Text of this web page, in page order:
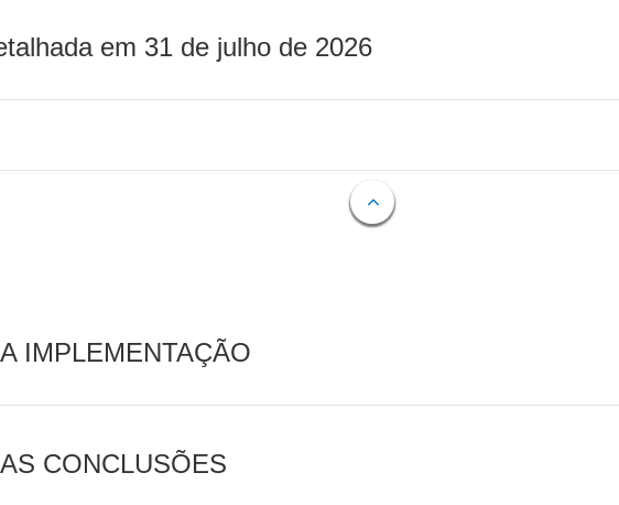
em 31 de julho de 2026
IMPLEMENTAÇÃO
CONCLUSÕES